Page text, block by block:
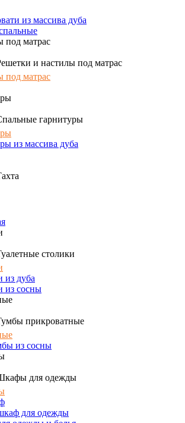
из массива дуба
под матрас
и настилы под матрас
под матрас
гарнитуры
из массива дуба
столики
из дуба
из сосны
прикроватные
из сосны
для одежды
для одежды